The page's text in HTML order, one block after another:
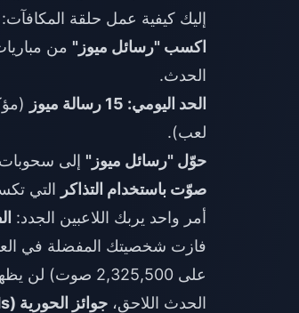
إليك كيفية عمل حلقة المكافآت:
اكسب "رسائل ميوز"
الحدث.
الحد اليومي: 15 رسالة ميوز
لعب).
حوّل "رسائل ميوز" إلى
صوّت باستخدام التذاكر التي
أمر واحد يربك اللاعبين الجدد:
على 2,325,500 صوت) لن يظهرا في تصويت 2026. خطط لأصواتك بناءً على ذلك.
الحدث اللاحق، جوائز الحورية (Nymph Awards)